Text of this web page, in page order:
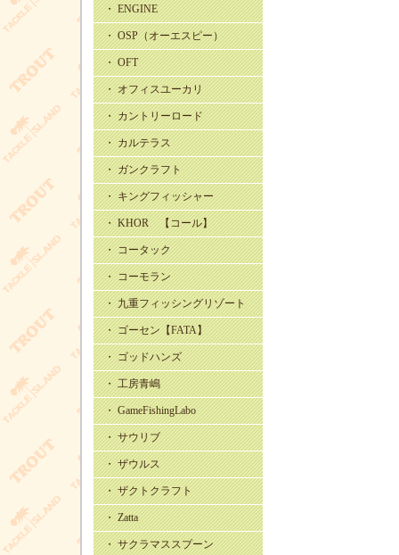
・ ENGINE
・ OSP（オーエスピー）
・ OFT
・ オフィスユーカリ
・ カントリーロード
・ カルテラス
・ ガンクラフト
・ キングフィッシャー
・ KHOR 【コール】
・ コータック
・ コーモラン
・ 九重フィッシングリゾート
・ ゴーセン【FATA】
・ ゴッドハンズ
・ 工房青嶋
・ GameFishingLabo
・ サウリブ
・ ザウルス
・ ザクトクラフト
・ Zatta
・ サクラマススプーン